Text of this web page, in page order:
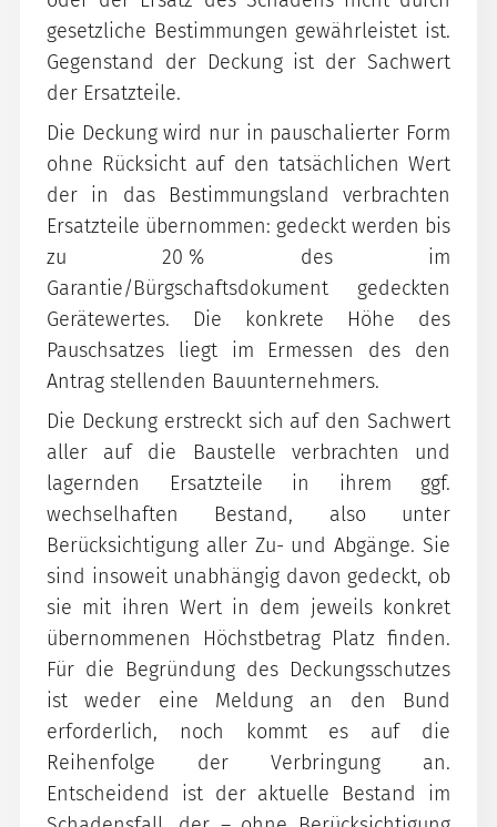
gesetzliche Bestimmungen gewährleistet ist.
Gegenstand der Deckung ist der Sachwert
der Ersatzteile.
Die Deckung wird nur in pauschalierter Form
ohne Rücksicht auf den tatsächlichen Wert
der in das Bestimmungsland verbrachten
Ersatzteile übernommen: gedeckt werden bis
zu 20 % des im
Garantie/Bürgschaftsdokument gedeckten
Gerätewertes. Die konkrete Höhe des
Pauschsatzes liegt im Ermessen des den
Antrag stellenden Bauunternehmers.
Die Deckung erstreckt sich auf den Sachwert
aller auf die Baustelle verbrachten und
lagernden Ersatzteile in ihrem ggf.
wechselhaften Bestand, also unter
Berücksichtigung aller Zu- und Abgänge. Sie
sind insoweit unabhängig davon gedeckt, ob
sie mit ihren Wert in dem jeweils konkret
übernommenen Höchstbetrag Platz finden.
Für die Begründung des Deckungsschutzes
ist weder eine Meldung an den Bund
erforderlich, noch kommt es auf die
Reihenfolge der Verbringung an.
Entscheidend ist der aktuelle Bestand im